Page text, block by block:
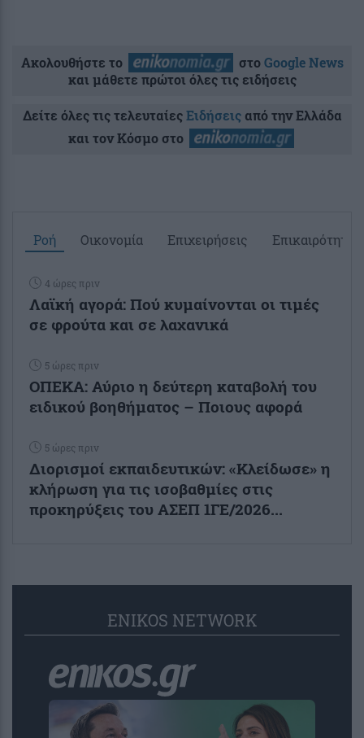
Ακολουθήστε το στοGoogle News
και μάθετε πρώτοι όλες τις ειδήσεις
Δείτε όλες τις τελευταίεςΕιδήσειςαπό την Ελλάδα
και τον Κόσμο στο
Ροή Οικονομία Επιχειρήσεις Επικαιρότητα
4 ώρες πριν
Λαϊκή αγορά: Πού κυμαίνονται οι τιμές
σε φρούτα και σε λαχανικά
5 ώρες πριν
ΟΠΕΚΑ: Αύριο η δεύτερη καταβολή του
ειδικού βοηθήματος – Ποιους αφορά
5 ώρες πριν
Διορισμοί εκπαιδευτικών: «Κλείδωσε» η
κλήρωση για τις ισοβαθμίες στις
προκηρύξεις του ΑΣΕΠ 1ΓΕ/2026...
ENIKOS NETWORK